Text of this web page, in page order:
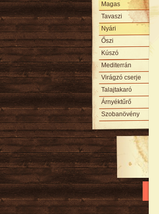
Magas
Tavaszi
Nyári
Őszi
Kúszó
Mediterrán
Virágzó cserje
Talajtakaró
Árnyéktűrő
Szobanövény